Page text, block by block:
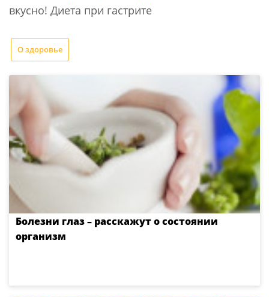
вкусно! Диета при гастрите
О здоровье
Болезни глаз – расскажут о состоянии
организм